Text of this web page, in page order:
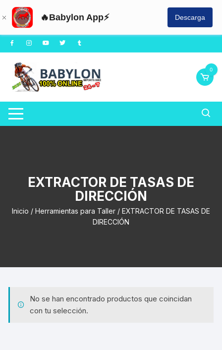
🔥Babylon App⚡ Descarga
Saltar
al
contenido
0
EXTRACTOR DE TASAS DE
DIRECCIÓN
Inicio / Herramientas para Taller/ EXTRACTOR DE TASAS DE
DIRECCIÓN
No se han encontrado productos que coincidan
con tu selección.